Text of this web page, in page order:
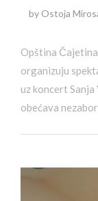
by Ostoja
Opština
organizuju
uz koncert
obećava